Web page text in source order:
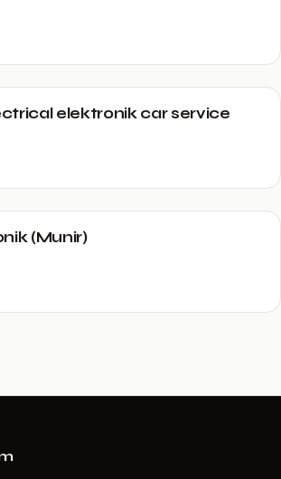
elektronik car service
(Munir)